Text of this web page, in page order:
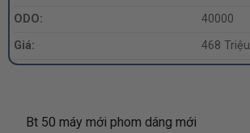
ODO:
40000
Giá:
468 Triệu
Bt 50 máy mới phom dáng mới